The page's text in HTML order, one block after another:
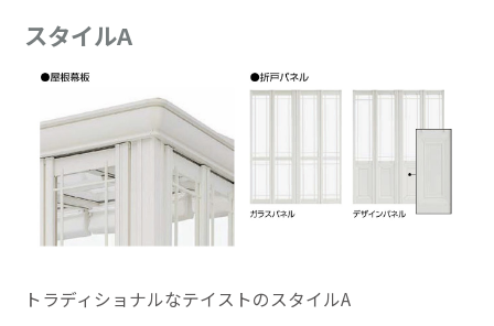
スタイルA
トラディショナルなテイストのスタイルA